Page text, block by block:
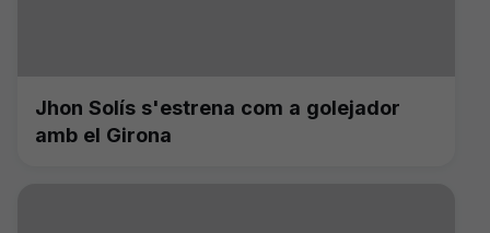
Jhon Solís s'estrena com a golejador
amb el Girona